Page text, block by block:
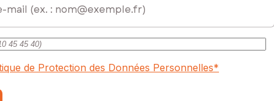
au RSAC de Fort-de-France sous le numéro 980 286
de Protection des Données Personnelles*